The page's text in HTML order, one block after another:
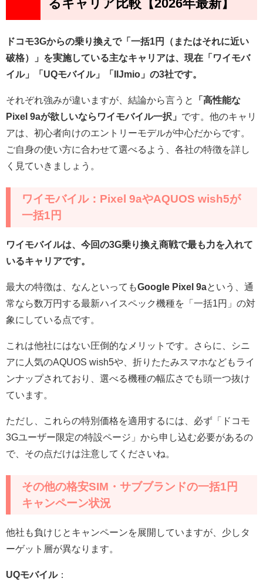
るキャリア比較【2026年最新】
ドコモ3Gからの乗り換えで「一括1円（またはそれに近い
破格）」を実施している主なキャリアは、現在「ワイモバ
イル」「UQモバイル」「IIJmio」の3社です。
それぞれ強みが違いますが、結論から言うと
「高性能な
Pixel 9aが欲しいならワイモバイル一択」 です。他のキャリ
アは、初心者向けのエントリーモデルが中心だからです。
ご自身の使い方に合わせて選べるよう、各社の特徴を詳し
く見ていきましょう。
ワイモバイル：Pixel 9aやAQUOS wish5が
一括1円
ワイモバイルは、今回の3G乗り換え商戦で最も力を入れて
いるキャリアです。
最大の特徴は、なんといってもGoogle Pixel 9a という、通
常なら数万円する最新ハイスペック機種を「一括1円」の対
象にしている点です。
これは他社にはない圧倒的なメリットです。さらに、シニ
アに人気のAQUOS wish5や、折りたたみスマホなどもライ
ンナップされており、選べる機種の幅広さでも頭一つ抜け
ています。
ただし、これらの特別価格を適用するには、必ず「ドコモ
3Gユーザー限定の特設ページ」から申し込む必要があるの
で、その点だけは注意してくださいね。
その他の格安SIM・サブブランドの一括1円
キャンペーン状況
他社も負けじとキャンペーンを展開していますが、少しタ
ーゲット層が異なります。
UQモバイル：